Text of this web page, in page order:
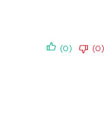
(0) (0)